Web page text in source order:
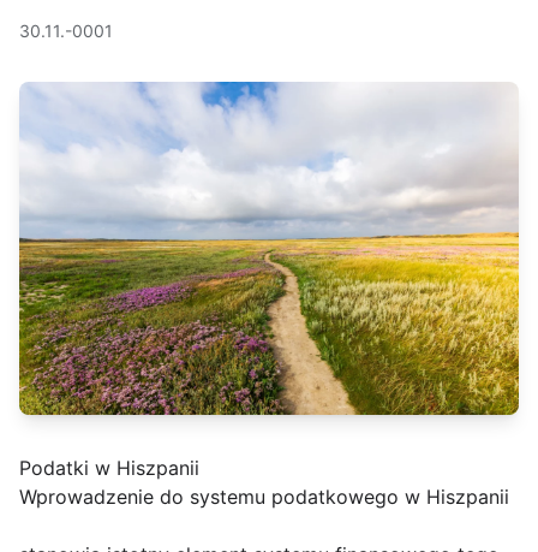
30.11.-0001
Podatki w Hiszpanii
Wprowadzenie do systemu podatkowego w Hiszpanii